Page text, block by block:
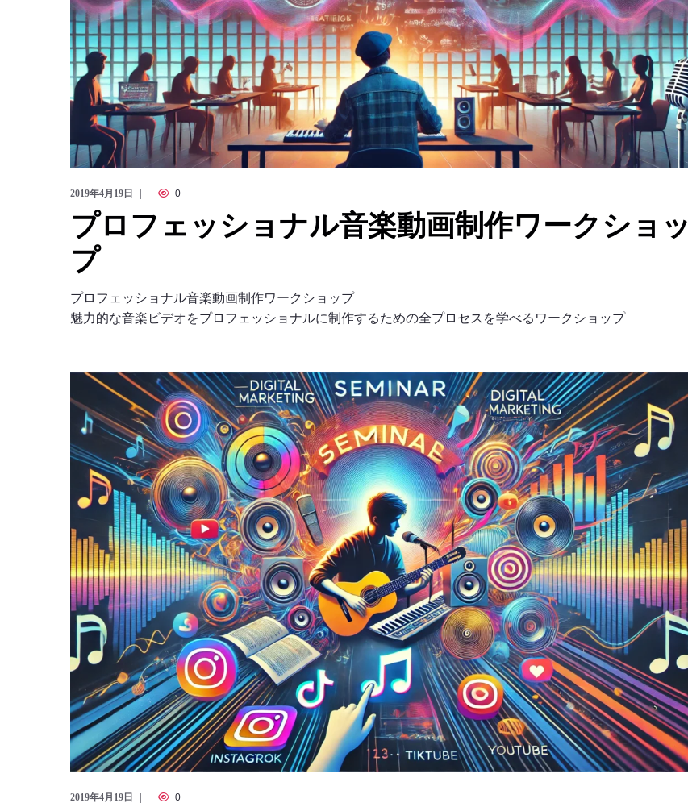
2019年4月19日 0
プロフェッショナル音楽動画制作ワークショッ
プ
プロフェッショナル音楽動画制作ワークショップ
魅力的な音楽ビデオをプロフェッショナルに制作するための全プロセスを学べるワークショップ
2019年4月19日 0